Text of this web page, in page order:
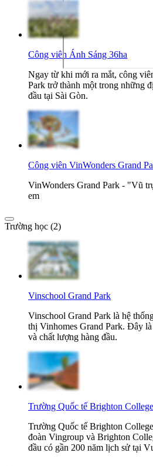
Công viên Ánh Sáng 36ha
Ngay từ khi mới ra mắt, công
Park trở thành một trong những
đầu tại Sài Gòn.
Công viên VinWonders Grand
VinWonders Grand Park - "Vũ
em
Trường học (2)
Vinschool Grand Park
Vinschool Grand Park là hệ
thị Vinhomes Grand Park. Đây
và chất lượng hàng đầu.
Trường Quốc tế Brighton
Trường Quốc tế Brighton
đoàn Vingroup và Brighton
đầu có gần 200 năm lịch sử tại